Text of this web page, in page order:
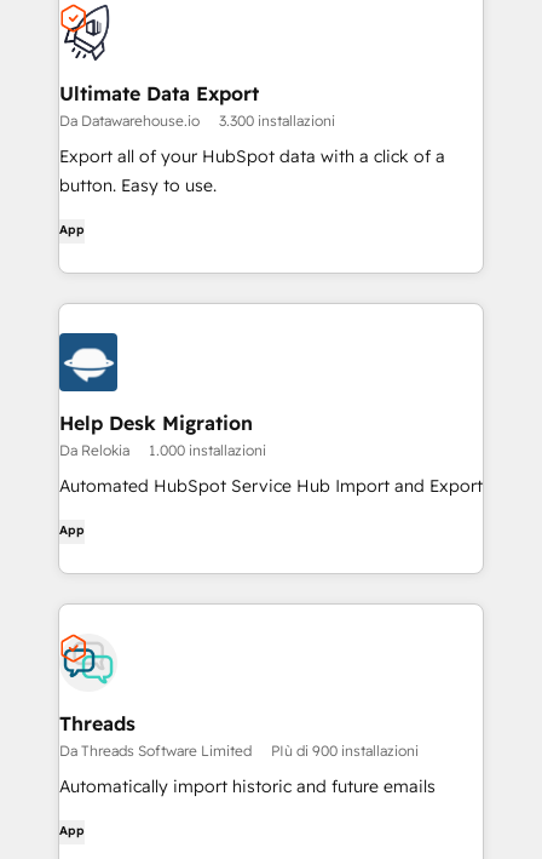
Ultimate Data Export
Da Datawarehouse.io 3.300 installazioni
Export all of your HubSpot data with a click of a
button. Easy to use.
App
Help Desk Migration
Da Relokia 1.000 installazioni
Automated HubSpot Service Hub Import and Export
App
Threads
Da Threads Software Limited PIù di 900 installazioni
Automatically import historic and future emails
App